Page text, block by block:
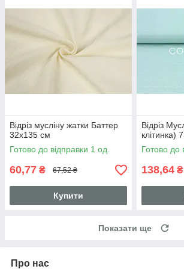
Відріз мусліну жатки Баттер
32х135 см
Готово до відправки 1 од.
60,77 ₴ 67,52 ₴
Купити
Відріз
клітинка)
Готово до
138,64 ₴
Показати ще
Про нас